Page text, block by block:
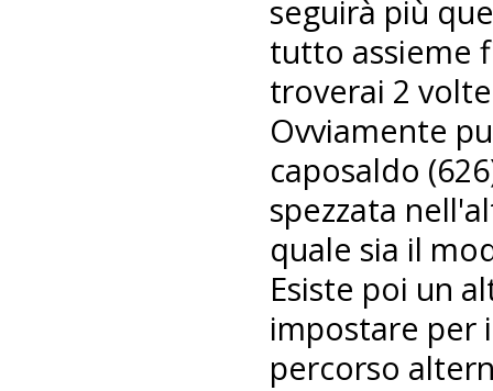
seguirà più
tutto assieme
troverai 2
Ovviamente
caposaldo
spezzata
quale sia il
Esiste poi un
impostare per
percorso